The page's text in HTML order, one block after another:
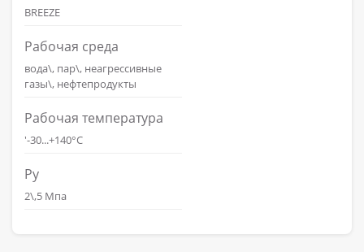
BREEZE
Рабочая среда
вода\, пар\, неагрессивные
газы\, нефтепродукты
Рабочая температура
'-30...+140°С
Ру
2\,5 Мпа